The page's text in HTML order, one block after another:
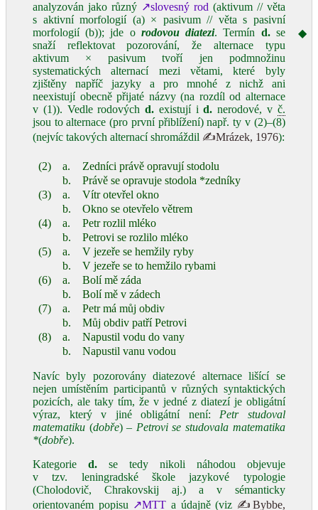
analyzován jako různý ↗slovesný rod (aktivum // věta
s aktivní morfologií (a) × pasivum // věta s pasivní
morfologií (b)); jde o rodovou diatezi. Termín d.se
snaží reflektovat pozorování, že alternace typu
aktivum × pasivum tvoří jen podmnožinu
systematických alternací mezi větami, které byly
zjištěny napříč jazyky a pro mnohé z nichž ani
neexistují obecně přijaté názvy (na rozdíl od alternace
v (1)). Vedle rodovýchd. existují id. nerodové, v č.
jsou to alternace (pro první přiblížení) např. ty v (2)–(8)
(nejvíc takových alternací shromáždil ✍Mrázek, 1976):
(2) a.
Zedníci právě opravují stodolu
b.
Právě se opravuje stodola *zedníky
(3)
a.
Vítr otevřel okno
b.
Okno se otevřelo větrem
(4)
a.
Petr rozlil mléko
b.
Petrovi se rozlilo mléko
(5)
a.
V jezeře se hemžily ryby
b.
V jezeře se to hemžilo rybami
(6)
a.
Bolí mě záda
b.
Bolí mě v zádech
(7)
a.
Petr má můj obdiv
b.
Můj obdiv patří Petrovi
(8)
a.
Napustil vodu do vany
b.
Napustil vanu vodou
Navíc byly pozorovány diatezové alternace lišící se
nejen umístěním participantů v různých syntaktických
pozicích, ale taky tím, že v jedné z diatezí je obligátní
výraz, který v jiné obligátní není: Petr studoval
matematiku (dobře) – Petrovi se studovala matematika
*(dobře).
Kategorie d.se tedy nikoli náhodou objevuje
v tzv. leningradské škole jazykové typologie
(Cholodovič, Chrakovskij aj.) a v sémanticky
orientovaném popisu ↗MTT a údajně (viz ✍Bybbe,
◆